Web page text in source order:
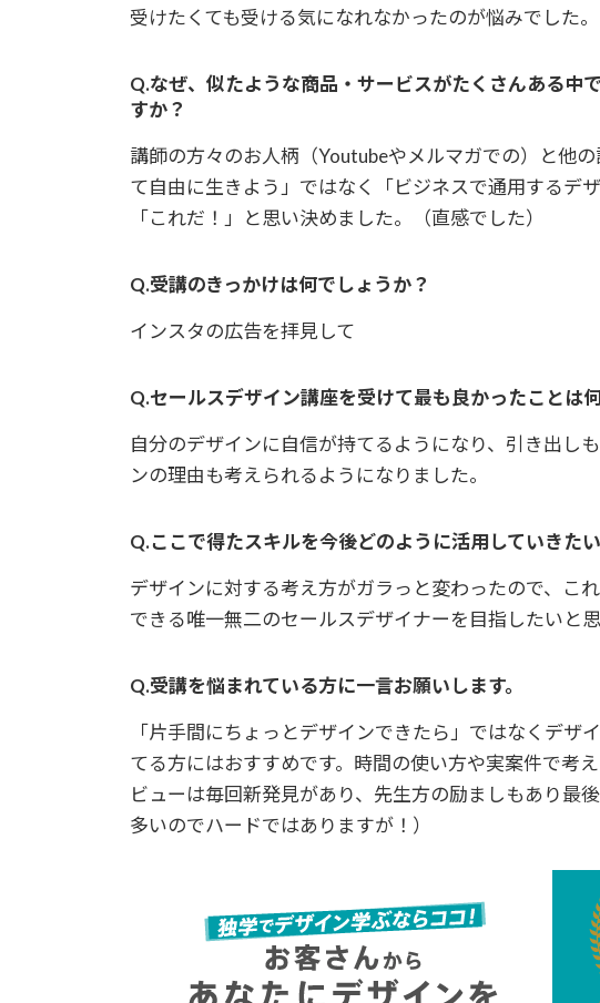
受けたくても受ける気になれなかったのが悩みでした。
Q.なぜ、似たような商品・サービスがたくさんある中
すか？
講師の方々のお人柄（Youtubeやメルマガでの）と他
て自由に生きよう」ではなく「ビジネスで通用するデ
「これだ！」と思い決めました。（直感でした）
Q.受講のきっかけは何でしょうか？
インスタの広告を拝見して
Q.セールスデザイン講座を受けて最も良かったことは
自分のデザインに自信が持てるようになり、引き出し
ンの理由も考えられるようになりました。
Q.ここで得たスキルを今後どのように活用していきた
デザインに対する考え方がガラっと変わったので、こ
できる唯一無二のセールスデザイナーを目指したいと思
Q.受講を悩まれている方に一言お願いします。
「片手間にちょっとデザインできたら」ではなくデザ
てる方にはおすすめです。時間の使い方や実案件で考
ビューは毎回新発見があり、先生方の励ましもあり最
多いのでハードではありますが！）